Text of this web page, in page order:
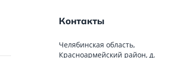
Контакты
Челябинская область,
Красноармейский район, д.